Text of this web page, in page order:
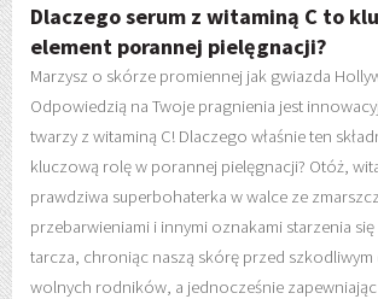
Dlaczego serum z witaminą C to
element porannej pielęgnacji?
Marzysz o skórze promiennej jak gwiazda
Odpowiedzią na Twoje pragnienia jest
twarzy z witaminą C! Dlaczego właśnie ten
kluczową rolę w porannej pielęgnacji? Otóż,
prawdziwa superbohaterka w walce ze
przebarwieniami i innymi oznakami starzenia się
tarcza, chroniąc naszą skórę przed szkodliwym
wolnych rodników, a jednocześnie